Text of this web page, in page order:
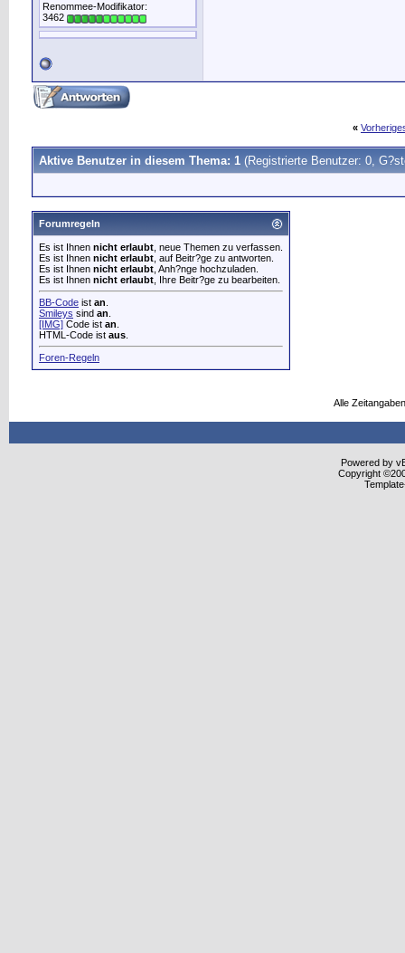
Renommee-Modifikator:
3462
«
Aktive Benutzer in diesem Thema: 1 (Registrierte Benutzer: 0,
Forumregeln
Es ist Ihnen nicht erlaubt , neue Themen zu verfassen.
Es ist Ihnen nicht erlaubt , auf Beitr?ge zu antworten.
Es ist Ihnen nicht erlaubt , Anh?nge hochzuladen.
Es ist Ihnen nicht erlaubt , Ihre Beitr?ge zu bearbeiten.
BB-Code ist an
Smileys sind an
[IMG] Code ist an
HTML-Code ist aus
Foren-Regeln
Alle
Powered by
Copyright